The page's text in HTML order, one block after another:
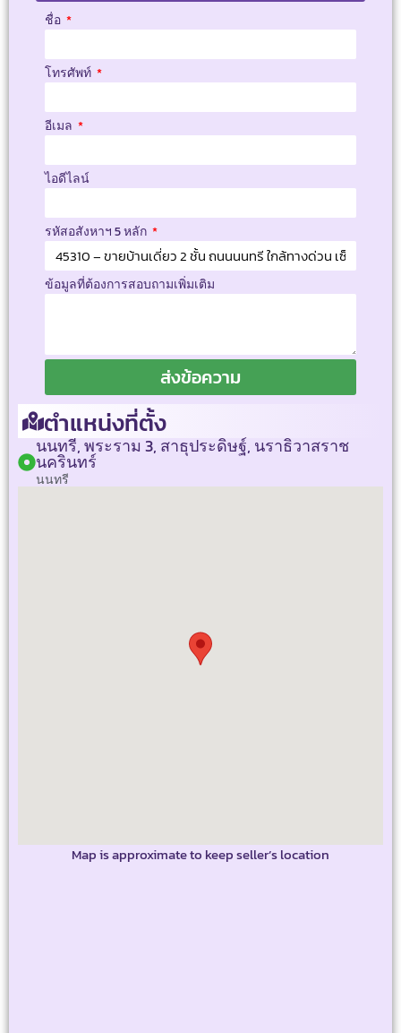
ชื่อ
โทรศัพท์
อีเมล
ไอดีไลน์
รหัสอสังหาฯ 5 หลัก
ข้อมูลที่ต้องการสอบถามเพิ่มเติม
ส่งข้อความ
ตำแหน่งที่ตั้ง
นนทรี, พระราม 3, สาธุประดิษฐ์, นราธิวาสราช
นครินทร์
นนทรี
Map is approximate to keep seller’s location